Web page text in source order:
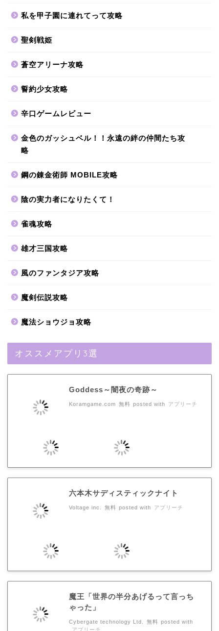
私を甲子園に連れてって攻略
聖剣戦姫
蒼空アリーナ攻略
誓約少女攻略
辛口ゲームレビュー
金色のガッシュベル！！永遠の絆の仲間たち攻
略
鋼の錬金術師 MOBILE攻略
陰の実力者になりたくて！
雀魂攻略
雄才三国攻略
風のファンタジア攻略
魔剣伝説攻略
魔法ショウジョ攻略
オススメアプリ3選
Goddess～闇夜の奇跡～
Koramgame.com 無料 posted with アプリーチ
六本木サディスティックナイト
Voltage inc. 無料 posted with アプリーチ
魔王「世界の半分あげるって言っち
ゃった」
Cybergate technology Ltd. 無料 posted with
アプリーチ